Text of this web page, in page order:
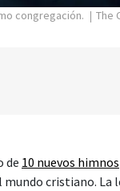
congregación.
The
de 10 nuevos himnos
mundo cristiano. La